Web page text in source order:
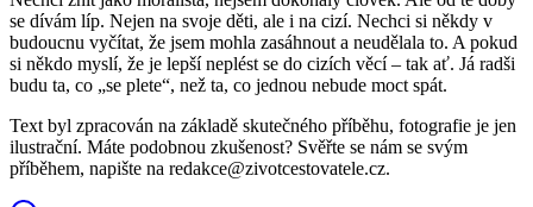
se dívám líp. Nejen na svoje děti, ale i na cizí. Nechci si někdy v
budoucnu vyčítat, že jsem mohla zasáhnout a neudělala to. A pokud
si někdo myslí, že je lepší neplést se do cizích věcí – tak ať. Já radši
budu ta, co „se plete“, než ta, co jednou nebude moct spát.
Text byl zpracován na základě skutečného příběhu, fotografie je jen
ilustrační. Máte podobnou zkušenost? Svěřte se nám se svým
příběhem, napište na redakce@zivotcestovatele.cz.